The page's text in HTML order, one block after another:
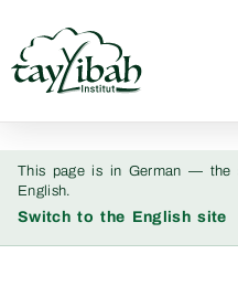
This page is in German — the
English.
Switch to the English site